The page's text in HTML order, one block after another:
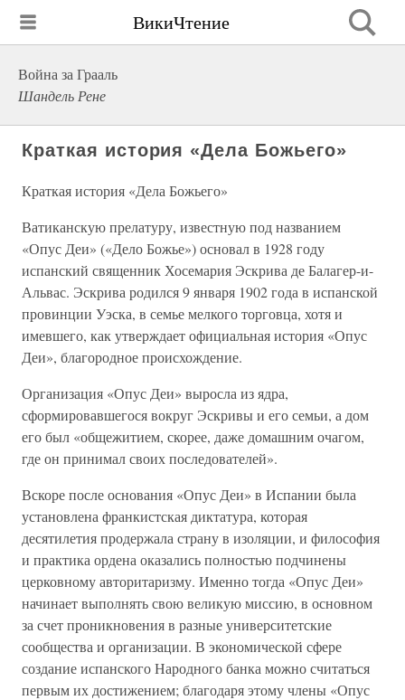
ВикиЧтение
Война за Грааль
Шандель Рене
Краткая история «Дела Божьего»
Краткая история «Дела Божьего»
Ватиканскую прелатуру, известную под названием
«Опус Деи» («Дело Божье») основал в 1928 году
испанский священник Хосемария Эскрива де Балагер-и-
Альвас. Эскрива родился 9 января 1902 года в испанской
провинции Уэска, в семье мелкого торговца, хотя и
имевшего, как утверждает официальная история «Опус
Деи», благородное происхождение.
Организация «Опус Деи» выросла из ядра,
сформировавшегося вокруг Эскривы и его семьи, а дом
его был «общежитием, скорее, даже домашним очагом,
где он принимал своих последователей».
Вскоре после основания «Опус Деи» в Испании была
установлена франкистская диктатура, которая
десятилетия продержала страну в изоляции, и философия
и практика ордена оказались полностью подчинены
церковному авторитаризму. Именно тогда «Опус Деи»
начинает выполнять свою великую миссию, в основном
за счет проникновения в разные университетские
сообщества и организации. В экономической сфере
создание испанского Народного банка можно считаться
первым их достижением; благодаря этому члены «Опус